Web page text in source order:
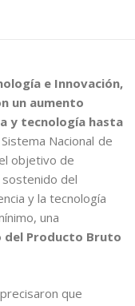
e Innovación,
un aumento
y tecnología hasta
Nacional de
objetivo de
del
y la tecnología
una
del Producto Bruto
que